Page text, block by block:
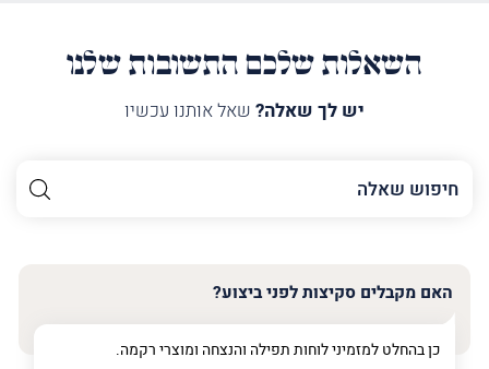
השאלות שלכם התשובות שלנו
יש לך שאלה? שאל אותנו עכשיו
השם
שלך
טלפון (חובה)
האם מקבלים סקיצות לפני ביצוע?
כן בהחלט למזמיני לוחות תפילה והנצחה ומוצרי רקמה.